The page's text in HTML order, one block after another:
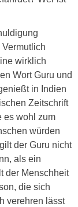
wirklich
Wort Guru und
in Indien
Zeitschrift
es wohl zum
würden
der Guru nicht
als ein
der Menschheit
die sich
verehren lässt